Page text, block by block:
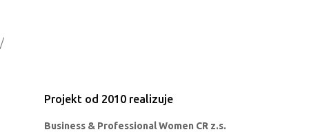
/
Projekt od 2010 realizuje
Business & Professional Women CR z.s.